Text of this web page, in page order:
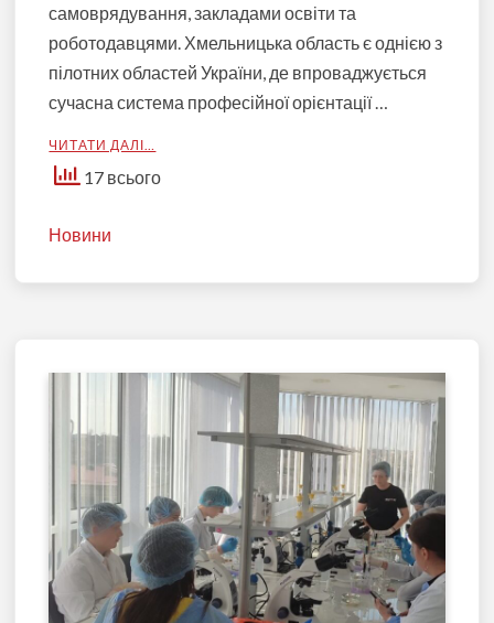
самоврядування, закладами освіти та
роботодавцями. Хмельницька область є однією з
пілотних областей України, де впроваджується
сучасна система професійної орієнтації …
ЧИТАТИ ДАЛІ…
17 всього
Новини